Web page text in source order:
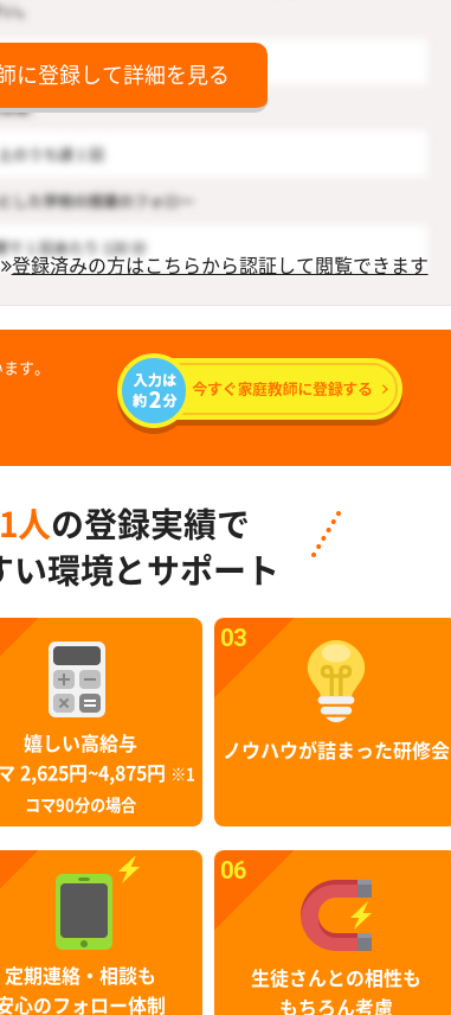
に登録して詳細を見る
登録済みの方はこちらから認証して閲覧できます
す。
人 の登録実績で
い環境とサポート
嬉しい高給与
2,625円~4,875円
※1
コマ90分の場合
03
ノウハウが詰まった研修会
定期連絡・相談も
心のフォロー体制
06
生徒さんとの相性も
もちろん考慮